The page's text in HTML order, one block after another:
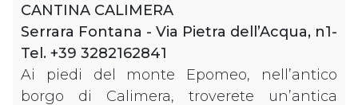
CANTINA CALIMERA
Serrara Fontana - Via Pietra dell’Acqua, n1-
Tel. +39 3282162841
Ai piedi del monte Epomeo, nell’antico
borgo di Calimera, troverete un’antica